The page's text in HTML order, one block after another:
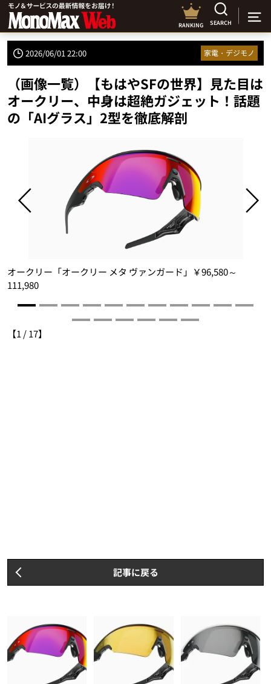
RANKING SEARCH
2026/06/01 22:00 家電・デジモノ
（画像一覧）【もはやSFの世界】見た目は
オークリー、中身は超絶ガジェット！話題
の「AIグラス」2型を徹底解剖
オークリー「オークリー メタ ヴァンガード」￥96,580～
111,980
【1 /17】
記事に戻る